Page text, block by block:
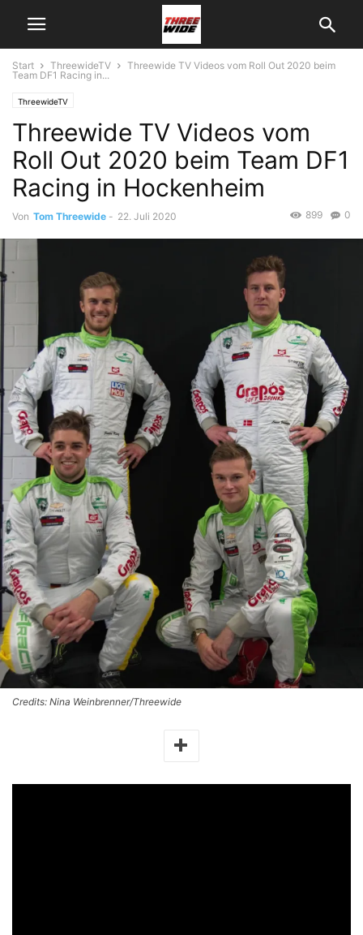
Start ThreewideTV
Threewide TV Videos vom Roll Out 2020 beim
Team DF1 Racing in...
ThreewideTV
Threewide TV Videos vom
Roll Out 2020 beim Team DF1
Racing in Hockenheim
Von Tom Threewide - 22. Juli 2020 0
899
Credits: Nina Weinbrenner/Threewide